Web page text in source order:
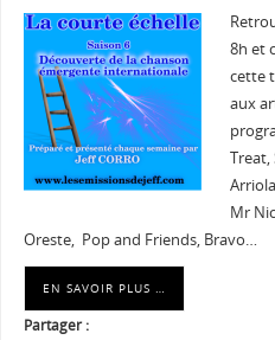
8h et
cette
aux
Treat,
Mr
Oreste, Pop and Friends, Bravo…
EN SAVOIR PLUS …
Partager :